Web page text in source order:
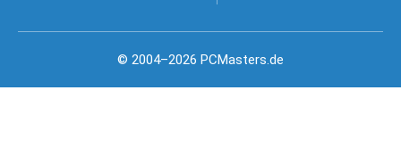
© 2004–2026 PCMasters.de